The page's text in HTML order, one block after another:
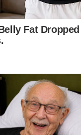
ada waktu pagi,
mereka balik
kepada 30km/j
bas sekolah
bas sekolah